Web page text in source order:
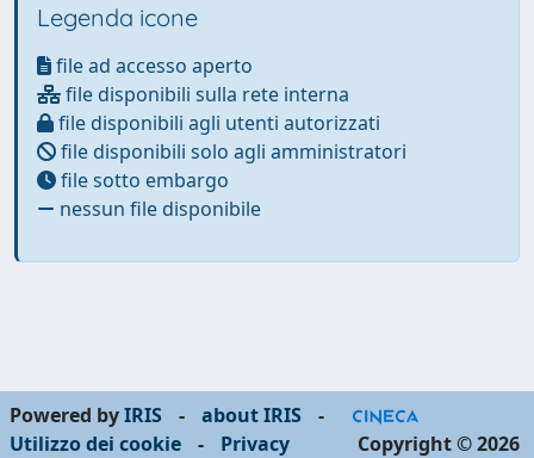
Legenda icone
file ad accesso aperto
file disponibili sulla rete interna
file disponibili agli utenti autorizzati
file disponibili solo agli amministratori
file sotto embargo
nessun file disponibile
Powered byIRIS - about IRIS
-
Utilizzo dei cookie
- Privacy Copyright © 2026